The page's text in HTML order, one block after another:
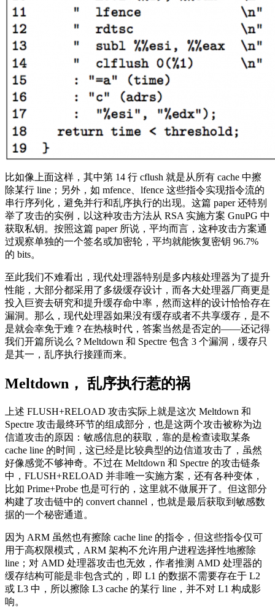
比如像上面这样，其中第 14 行 cflush 就是从所有 cache 中擦
除某行 line；另外，如 mfence、lfence 这些指令实现指令流的
串行序列化，避免并行和乱序执行的出现。这篇 paper 还特别
举了攻击的实例，以这种攻击方法从 RSA 实施方案 GnuPG 中
获取私钥。按照这篇 paper 所说，平均而言，这种攻击方案通
过观察单独的一个签名或加密轮，平均就能恢复密钥 96.7%
的 bits。
至此我们不难看出，现代处理器特别是多内核处理器为了提升
性能，大部分都采用了多级缓存设计，而各大处理器厂商更是
投入巨资去研究和提升缓存命中率，然而这样的设计恰恰存在
漏洞。那么，现代处理器如果没有缓存或者不共享缓存，是不
是就会幸免于难？在热核时代，答案当然是否定的——还记得
我们开篇所说么？Meltdown 和 Spectre 包含 3 个漏洞，缓存只
是其一，乱序执行接踵而来。
Meltdown， 乱序执行惹的祸
上述 FLUSH+RELOAD 攻击实际上就是这次 Meltdown 和
Spectre 攻击最终环节的组成部分，也是这两个攻击被称为边
信道攻击的原因：敏感信息的获取，靠的是检查读取某条
cache line 的时间，这已经是比较典型的边信道攻击了，虽然
好像感觉不够神奇。不过在 Meltdown 和 Spectre 的攻击链条
中，FLUSH+RELOAD 并非唯一实施方案，还有各种变体，
比如 Prime+Probe 也是可行的，这里就不做展开了。但这部分
构建了攻击链中的 convert channel，也就是最后获取到敏感数
据的一个秘密通道。
因为 ARM 虽然也有擦除 cache line 的指令，但这些指令仅可
用于高权限模式，ARM 架构不允许用户进程选择性地擦除
line；对 AMD 处理器攻击也无效，作者推测 AMD 处理器的
缓存结构可能是非包含式的，即 L1 的数据不需要存在于 L2
或 L3 中，所以擦除 L3 cache 的某行 line，并不对 L1 构成影
响。